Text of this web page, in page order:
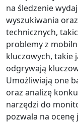
na śledzenie
wyszukiwania
technicznych,
problemy z
kluczowych, takie
odgrywają
Umożliwiają one
oraz analizę
narzędzi do
pozwala na